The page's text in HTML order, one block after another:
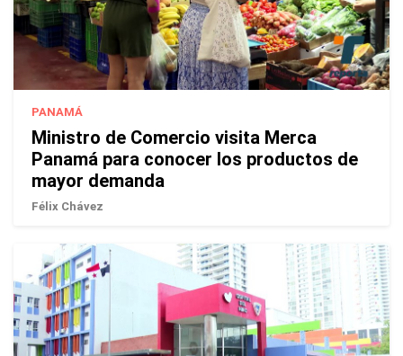
PANAMÁ
Ministro de Comercio visita Merca
Panamá para conocer los productos de
mayor demanda
Félix Chávez